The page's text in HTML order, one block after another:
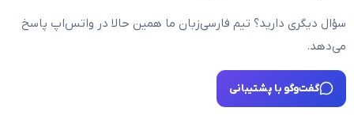
سؤال دیگری دارید؟ تیم فارسی‌زبان ما همین حالا در واتس‌اپ پاسخ
می‌دهد.
گفت‌وگو با پشتیبانی